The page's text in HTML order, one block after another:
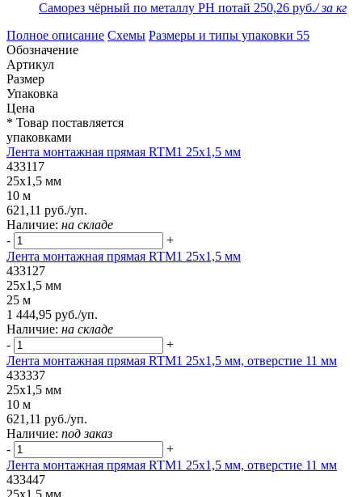
Саморез чёрный по металлу PH потай 250,26 руб./ за кг
Полное описание Схемы Размеры и типы упаковки 55
Обозначение
Артикул
Размер
Упаковка
Цена
* Товар поставляется
упаковками
Лента монтажная прямая RTM1 25x1,5 мм
433117
25x1,5 мм
10 м
621,11 руб./уп.
Наличие: на складе
-
+
Лента монтажная прямая RTM1 25x1,5 мм
433127
25x1,5 мм
25 м
1 444,95 руб./уп.
Наличие: на складе
-
+
Лента монтажная прямая RTM1 25x1,5 мм, отверстие 11 мм
433337
25x1,5 мм
10 м
621,11 руб./уп.
Наличие: под заказ
-
+
Лента монтажная прямая RTM1 25x1,5 мм, отверстие 11 мм
433447